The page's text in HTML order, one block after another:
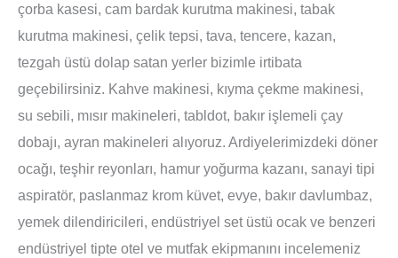
çorba kasesi, cam bardak kurutma makinesi, tabak
kurutma makinesi, çelik tepsi, tava, tencere, kazan,
tezgah üstü dolap satan yerler bizimle irtibata
geçebilirsiniz. Kahve makinesi, kıyma çekme makinesi,
su sebili, mısır makineleri, tabldot, bakır işlemeli çay
dobajı, ayran makineleri alıyoruz. Ardiyelerimizdeki döner
ocağı, teşhir reyonları, hamur yoğurma kazanı, sanayi tipi
aspiratör, paslanmaz krom küvet, evye, bakır davlumbaz,
yemek dilendiricileri, endüstriyel set üstü ocak ve benzeri
endüstriyel tipte otel ve mutfak ekipmanını incelemeniz